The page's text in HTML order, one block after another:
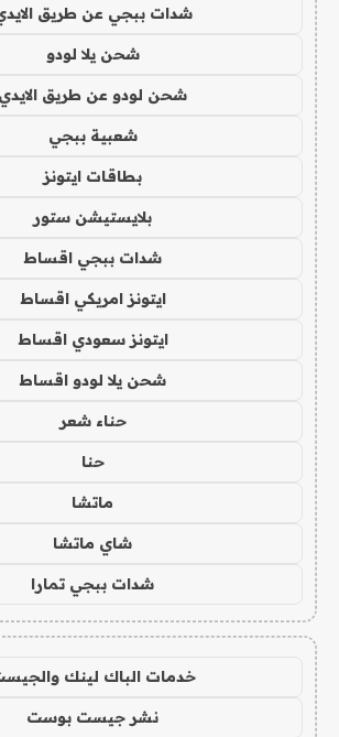
شدات ببجي عن طريق
شحن يلا لودو
شحن لودو عن طريق الايدي
شعبية ببجي
بطاقات ايتونز
بلايستيشن ستور
شدات ببجي اقساط
ايتونز امريكي اقساط
ايتونز سعودي اقساط
شحن يلا لودو اقساط
حناء شعر
حنا
ماتشا
شاي ماتشا
شدات ببجي تمارا
خدمات الباك لينك
نشر جيست بوست